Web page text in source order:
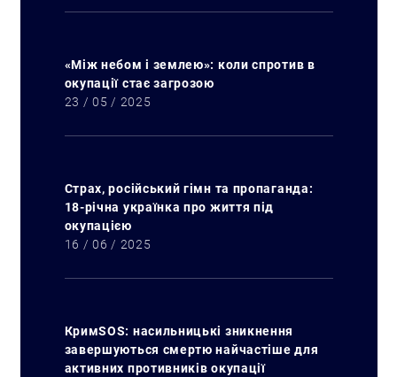
«Між небом і землею»: коли спротив в
окупації стає загрозою
23 / 05 / 2025
Страх, російський гімн та пропаганда:
18-річна українка про життя під
окупацією
16 / 06 / 2025
КримSOS: насильницькі зникнення
завершуються смертю найчастіше для
активних противників окупації